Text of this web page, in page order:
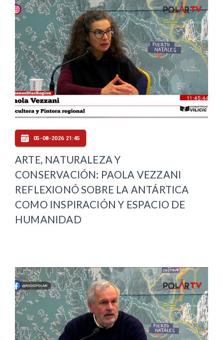
05-08-2026 21:45
ARTE, NATURALEZA Y
CONSERVACIÓN: PAOLA VEZZANI
REFLEXIONÓ SOBRE LA ANTÁRTICA
COMO INSPIRACIÓN Y ESPACIO DE
HUMANIDAD